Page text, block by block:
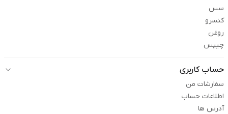
سس
کنسرو
روغن
چیپس
حساب کاربری
سفارشات من
اطلاعات حساب
آدرس ها